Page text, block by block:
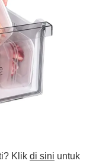
Klik di sini untuk